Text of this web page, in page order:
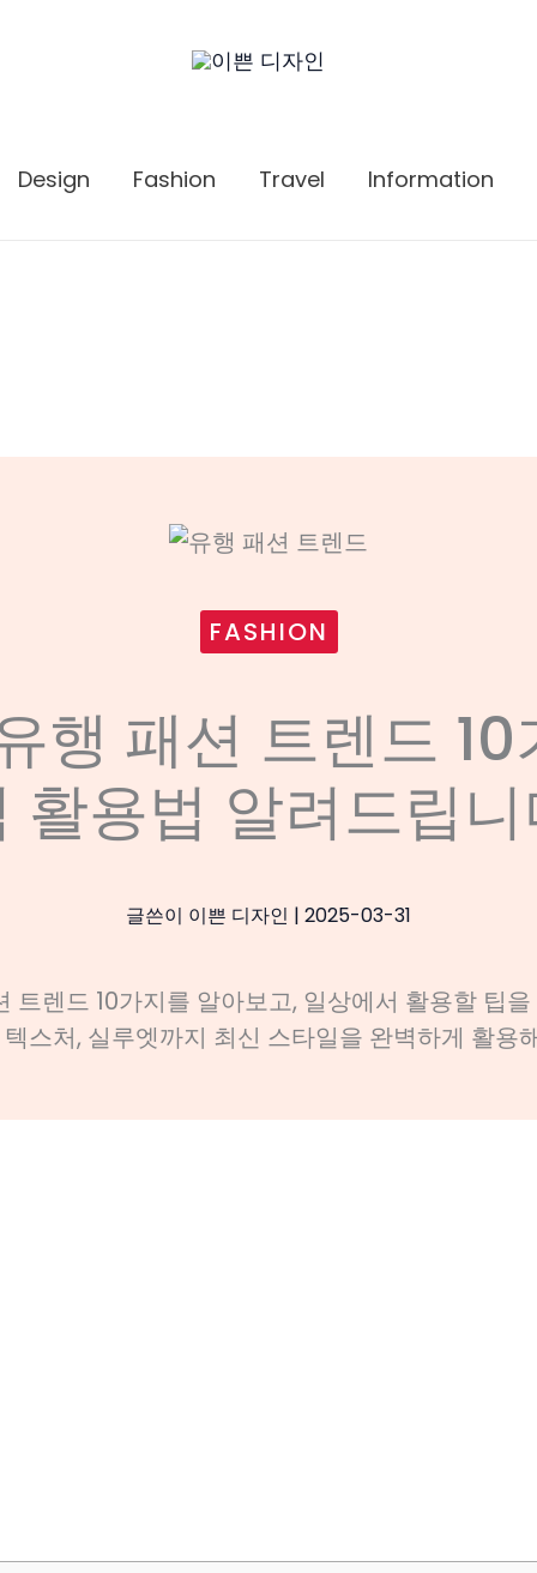
Design Fashion Travel Information
FASHION
행 패션 트렌드 10
활용법 알려드립
글쓴이 이쁜 디자인 | 2025-03-31
트렌드 10가지를 알아보고, 일상에서 활용할 팁
스처, 실루엣까지 최신 스타일을 완벽하게 활용